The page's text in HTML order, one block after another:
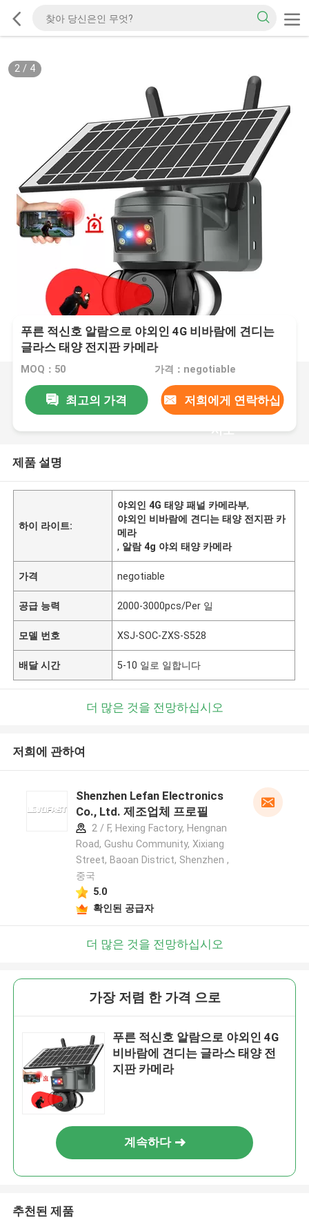
3/ 4
푸른 적신호 알람으로 야외인 4G 비바람에 견디는
글라스 태양 전지판 카메라
MOQ：50 가격：negotiable
최고의 가격 저희에게 연락하십
시오
제품 설명
하이 라이트:
야외인 4G 태양 패널 카메라부,
야외인 비바람에 견디는 태양 전지판 카
메라
, 알람 4g 야외 태양 카메라
가격 negotiable
공급 능력 2000-3000pcs/Per 일
모델 번호 XSJ-SOC-ZXS-S528
배달 시간 5-10 일로 일합니다
더 많은 것을 전망하십시오
저희에 관하여
Shenzhen Lefan Electronics
Co., Ltd. 제조업체 프로필
2 / F, Hexing Factory, Hengnan
Road, Gushu Community, Xixiang
Street, Baoan District, Shenzhen ,
중국
5.0
확인된 공급자
더 많은 것을 전망하십시오
가장 저렴 한 가격 으로
푸른 적신호 알람으로 야외인 4G
비바람에 견디는 글라스 태양 전
지판 카메라
계속하다
추천된 제품